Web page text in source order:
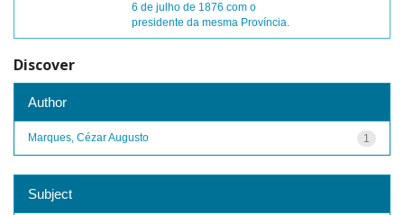
6 de julho de 1876 com o
presidente da mesma Província.
Discover
Author
1
Marques, Cézar Augusto
Subject